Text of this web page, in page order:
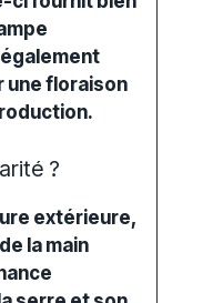
unefloraison
.
?
extérieure,
la main